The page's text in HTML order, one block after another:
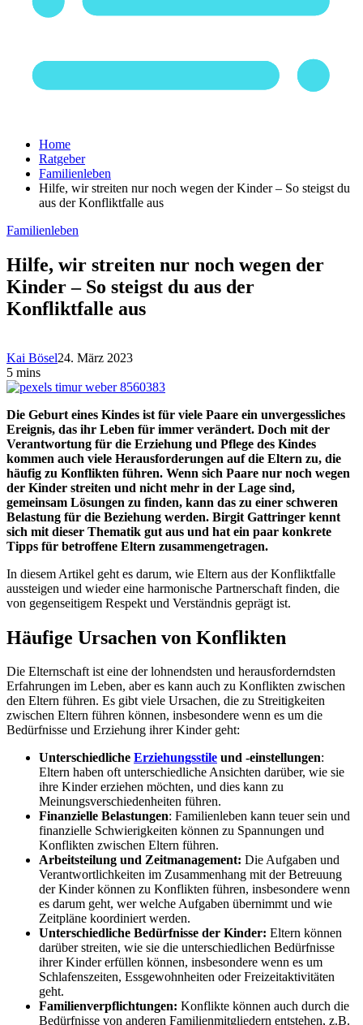
Home
Ratgeber
Familienleben
Hilfe, wir streiten nur noch wegen der Kinder – So steigst du
aus der Konfliktfalle aus
Familienleben
Hilfe, wir streiten nur noch wegen der
Kinder – So steigst du aus der
Konfliktfalle aus
Kai Bösel24. März 2023
5 mins
Die Geburt eines Kindes ist für viele Paare ein unvergessliches
Ereignis, das ihr Leben für immer verändert. Doch mit der
Verantwortung für die Erziehung und Pflege des Kindes
kommen auch viele Herausforderungen auf die Eltern zu, die
häufig zu Konflikten führen. Wenn sich Paare nur noch wegen
der Kinder streiten und nicht mehr in der Lage sind,
gemeinsam Lösungen zu finden, kann das zu einer schweren
Belastung für die Beziehung werden. Birgit Gattringer kennt
sich mit dieser Thematik gut aus und hat ein paar konkrete
Tipps für betroffene Eltern zusammengetragen.
In diesem Artikel geht es darum, wie Eltern aus der Konfliktfalle
aussteigen und wieder eine harmonische Partnerschaft finden, die
von gegenseitigem Respekt und Verständnis geprägt ist.
Häufige Ursachen von Konflikten
Die Elternschaft ist eine der lohnendsten und herausforderndsten
Erfahrungen im Leben, aber es kann auch zu Konflikten zwischen
den Eltern führen. Es gibt viele Ursachen, die zu Streitigkeiten
zwischen Eltern führen können, insbesondere wenn es um die
Bedürfnisse und Erziehung ihrer Kinder geht:
Unterschiedliche Erziehungsstile und -einstellungen:
Eltern haben oft unterschiedliche Ansichten darüber, wie sie
ihre Kinder erziehen möchten, und dies kann zu
Meinungsverschiedenheiten führen.
Finanzielle Belastungen: Familienleben kann teuer sein und
finanzielle Schwierigkeiten können zu Spannungen und
Konflikten zwischen Eltern führen.
Arbeitsteilung und Zeitmanagement: Die Aufgaben und
Verantwortlichkeiten im Zusammenhang mit der Betreuung
der Kinder können zu Konflikten führen, insbesondere wenn
es darum geht, wer welche Aufgaben übernimmt und wie
Zeitpläne koordiniert werden.
Unterschiedliche Bedürfnisse der Kinder: Eltern können
darüber streiten, wie sie die unterschiedlichen Bedürfnisse
ihrer Kinder erfüllen können, insbesondere wenn es um
Schlafenszeiten, Essgewohnheiten oder Freizeitaktivitäten
geht.
Familienverpflichtungen: Konflikte können auch durch die
Bedürfnisse von anderen Familienmitgliedern entstehen, z.B.